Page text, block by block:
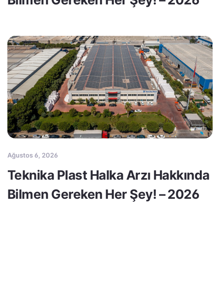
Ağustos 6, 2026
Teknika Plast Halka Arzı Hakkında
Bilmen Gereken Her Şey! – 2026